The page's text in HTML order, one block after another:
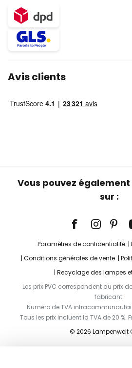
Avis clients
Vous pouvez
sur :
Paramètres de confidentialité
Conditions générales de vente
Recyclage des lampes
Les prix PVC correspondent au prix
fabricant.
Numéro de TVA
Tous les prix incluent la TVA de 20 %.
© 2026 Lampenwelt